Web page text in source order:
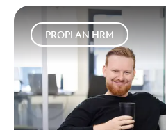
PROPLAN HRM